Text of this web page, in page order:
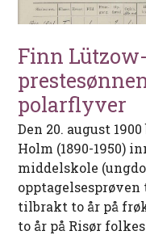
Finn
polarflyver
Den 20. august
Holm (1890-1950)
middelskole
opptagelsesprøven
tilbrakt to år på
to år på Risør